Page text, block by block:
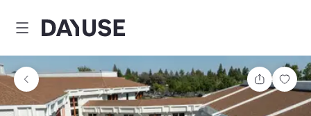
Dayuse
Teilen